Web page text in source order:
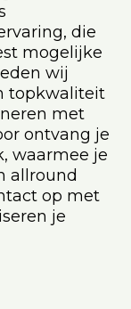
die
mogelijke
wij
topkwaliteit
met
ontvang je
waarmee je
allround
op met
je